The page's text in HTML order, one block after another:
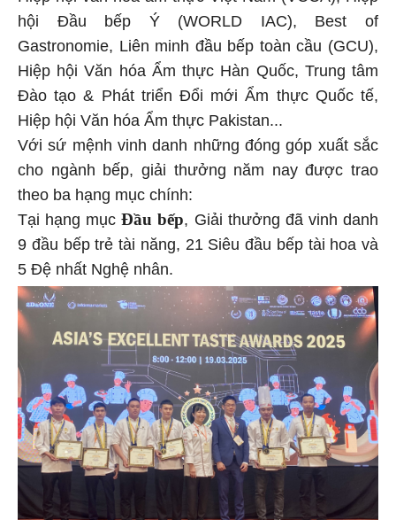
hội Đầu bếp Ý (WORLD IAC), Best of
Gastronomie, Liên minh đầu bếp toàn cầu (GCU),
Hiệp hội Văn hóa Ẩm thực Hàn Quốc, Trung tâm
Đào tạo & Phát triển Đổi mới Ẩm thực Quốc tế,
Hiệp hội Văn hóa Ẩm thực Pakistan...
Với sứ mệnh vinh danh những đóng góp xuất sắc
cho ngành bếp, giải thưởng năm nay được trao
theo ba hạng mục chính:
Tại hạng mụcĐầu bếp, Giải thưởng đã vinh danh
9 đầu bếp trẻ tài năng, 21 Siêu đầu bếp tài hoa và
5 Đệ nhất Nghệ nhân.